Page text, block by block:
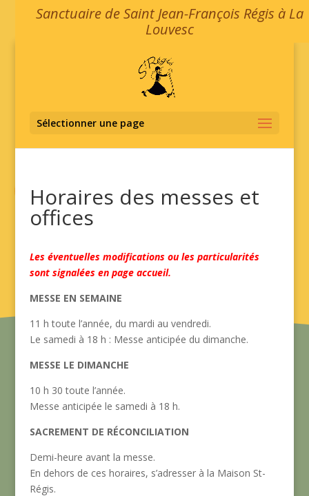
Sanctuaire de Saint Jean-François Régis à La
Louvesc
Sélectionner une page
Horaires des messes et
offices
Les éventuelles modifications ou les particularités
sont signalées en page accueil.
MESSE EN SEMAINE
11 h toute l’année, du mardi au vendredi.
Le samedi à 18 h : Messe anticipée du dimanche.
MESSE LE DIMANCHE
10 h 30 toute l’année.
Messe anticipée le samedi à 18 h.
SACREMENT DE RÉCONCILIATION
Demi-heure avant la messe.
En dehors de ces horaires, s’adresser à la Maison St-
Régis.